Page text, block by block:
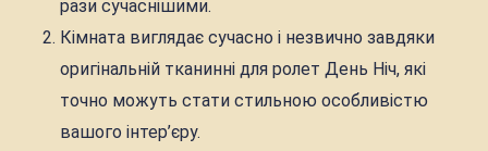
рази сучаснішими.
Кімната виглядає сучасно і незвично завдяки
оригінальній тканинні для ролет День Ніч, які
точно можуть стати стильною особливістю
вашого інтер’єру.